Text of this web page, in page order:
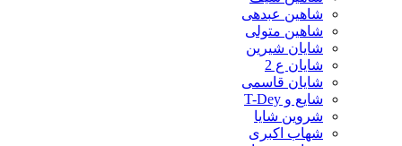
شاهین عبدهی
شاهین متولی
شایان شیرین
شایان ع 2
شایان قاسمی
شایع و T-Dey
شروین شایا
شهاب اکبری